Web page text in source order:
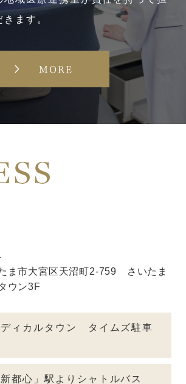
ます。
MORE
ま市大宮区天沼町2-759 さいたま
ウン3F
ディカルタウン タイムズ駐車
新都心」駅よりシャトルバス